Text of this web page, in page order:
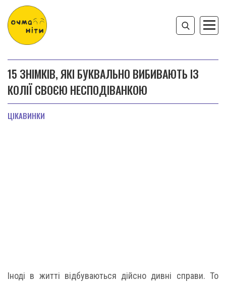
15 ЗНІМКІВ, ЯКІ БУКВАЛЬНО ВИБИВАЮТЬ ІЗ
КОЛІЇ СВОЄЮ НЕСПОДІВАНКОЮ
ЦІКАВИНКИ
Іноді в житті відбуваються дійсно дивні справи. То